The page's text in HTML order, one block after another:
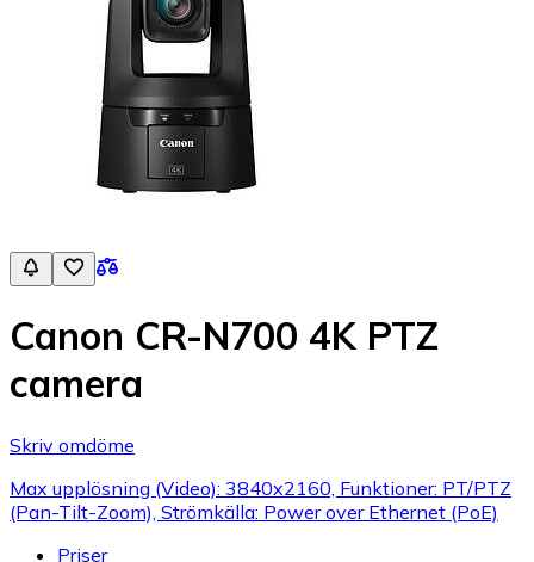
Canon CR-N700 4K PTZ
camera
Skriv omdöme
Max upplösning (Video): 3840x2160, Funktioner: PT/PTZ
(Pan-Tilt-Zoom), Strömkälla: Power over Ethernet (PoE)
Priser